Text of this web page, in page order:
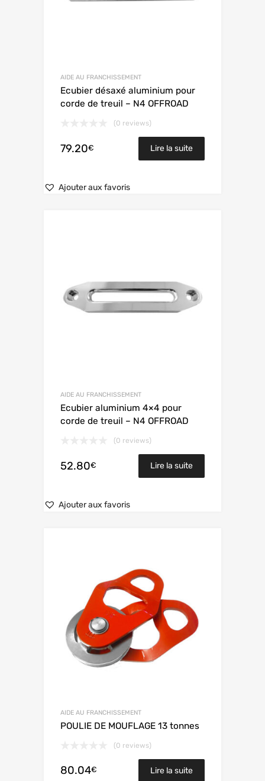
AIDE AU FRANCHISSEMENT
Ecubier désaxé aluminium pour
corde de treuil – N4 OFFROAD
(0 reviews)
79.20€ Lire la suite
Ajouter aux favoris
AIDE AU FRANCHISSEMENT
Ecubier aluminium 4×4 pour
corde de treuil – N4 OFFROAD
(0 reviews)
52.80€ Lire la suite
Ajouter aux favoris
AIDE AU FRANCHISSEMENT
POULIE DE MOUFLAGE 13 tonnes
(0 reviews)
80.04€ Lire la suite